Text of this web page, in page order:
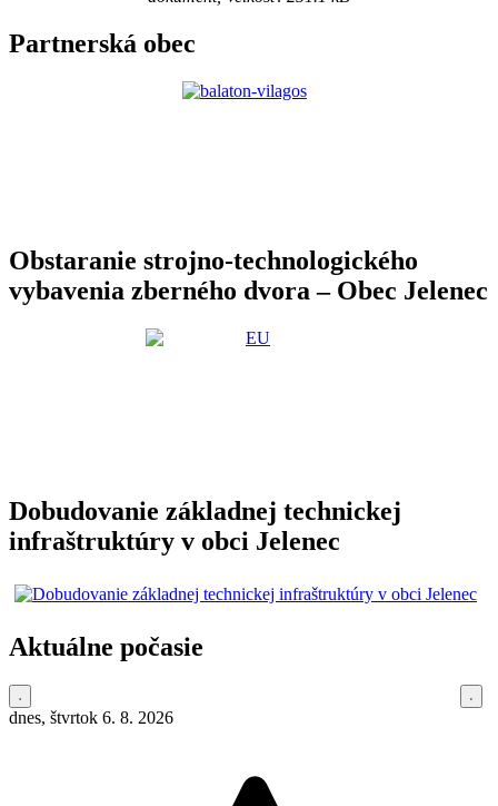
Partnerská obec
Obstaranie strojno-technologického
vybavenia zberného dvora – Obec Jelenec
Dobudovanie základnej technickej
infraštruktúry v obci Jelenec
Aktuálne počasie
dnes, štvrtok 6. 8. 2026